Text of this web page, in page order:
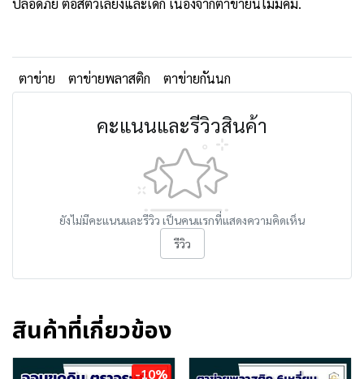
ปลอดภัย ต่อสัตว์เลี้ยงและเด็ก เนื่องจากตาข่ายนี้ไม่มีคม.
ตาข่าย ตาข่ายพลาสติก ตาข่ายกันนก
คะแนนและรีวิวสินค้า
ยังไม่มีคะแนนและรีวิว เป็นคนแรกที่แสดงความคิดเห็น
รีวิว
สินค้าที่เกี่ยวข้อง
-10%